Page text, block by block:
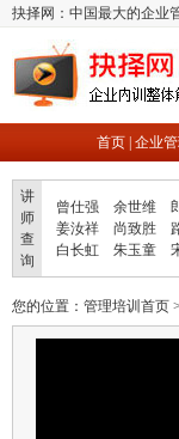
抉择网：中国最大的企业
首页| 企业
讲
师
查
询
曾仕强 余世维
姜汝祥
尚致胜
白长虹
朱玉童
您的位置： 管理培训首页 >